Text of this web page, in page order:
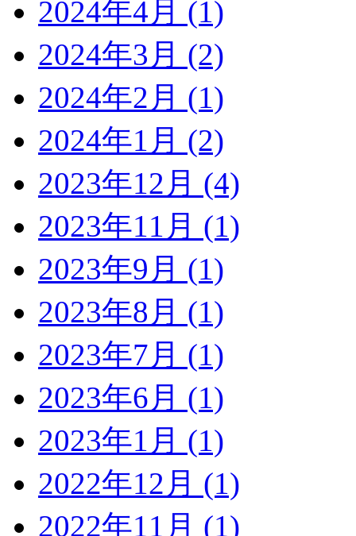
2024年4月 (1)
2024年3月 (2)
2024年2月 (1)
2024年1月 (2)
2023年12月 (4)
2023年11月 (1)
2023年9月 (1)
2023年8月 (1)
2023年7月 (1)
2023年6月 (1)
2023年1月 (1)
2022年12月 (1)
2022年11月 (1)